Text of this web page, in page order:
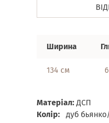
Ширина
134 см
Матеріал:ДСП
Колір:
дуб